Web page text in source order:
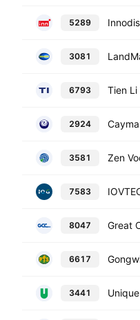
5289
3081
6793
2924
3581 Zen
7583
8047 Great
6617
3441